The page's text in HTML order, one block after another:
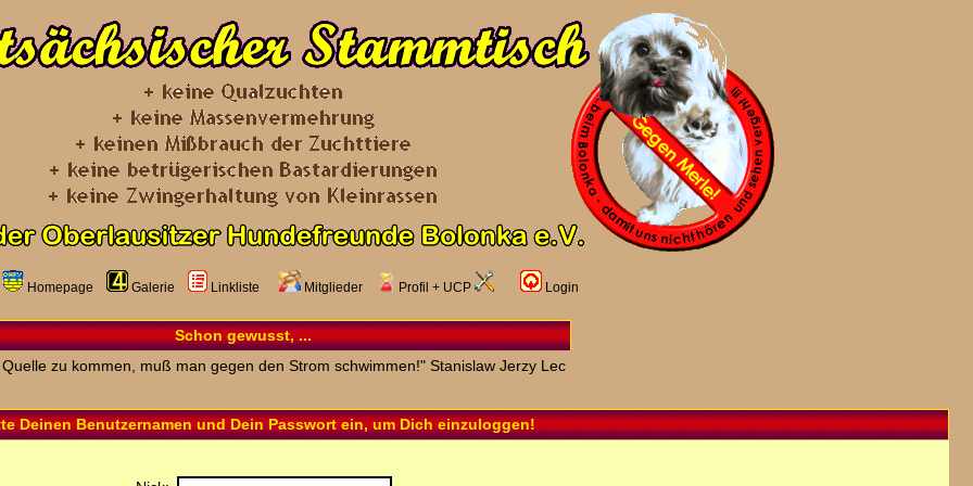
Homepage Galerie Linkliste Mitglieder Profil + UCP Login
Schon gewusst, ...
zu kommen, muß man gegen den Strom schwimmen!" Stanislaw Jerzy Lec
Deinen Benutzernamen und Dein Passwort ein, um Dich einzuloggen!